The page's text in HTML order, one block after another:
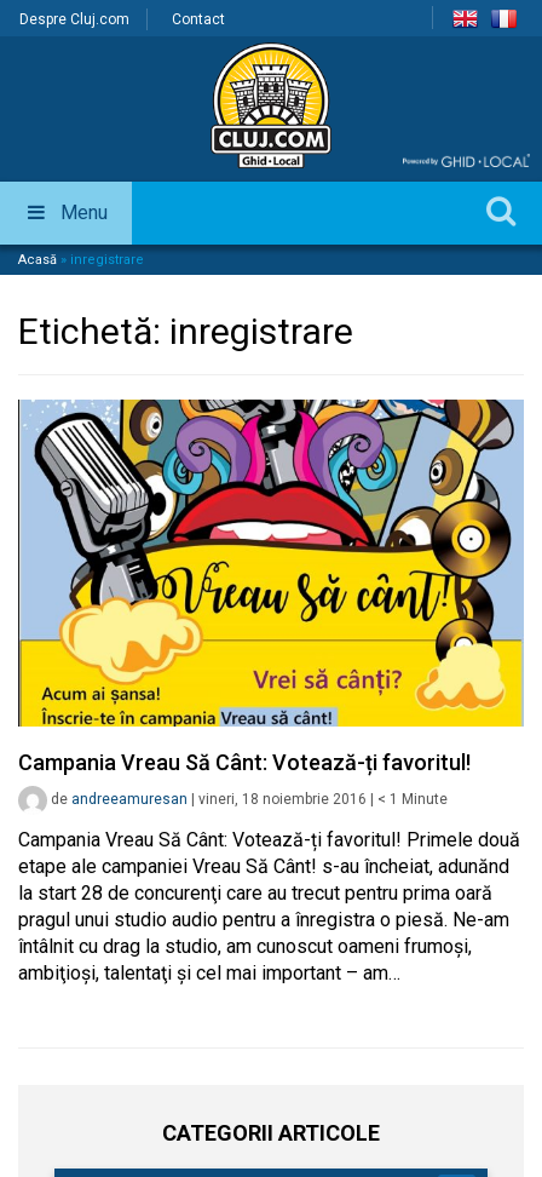
Despre Cluj.com Contact
Menu
Acasă » inregistrare
Etichetă: inregistrare
Campania Vreau Să Cânt: Votează-ți favoritul!
de andreeamuresan vineri, 18 noiembrie 2016 < 1 Minute
Campania Vreau Să Cânt: Votează-ți favoritul! Primele două
etape ale campaniei Vreau Să Cânt! s-au încheiat, adunănd
la start 28 de concurenţi care au trecut pentru prima oară
pragul unui studio audio pentru a înregistra o piesă. Ne-am
întâlnit cu drag la studio, am cunoscut oameni frumoşi,
ambiţioşi, talentaţi şi cel mai important – am…
CATEGORII ARTICOLE